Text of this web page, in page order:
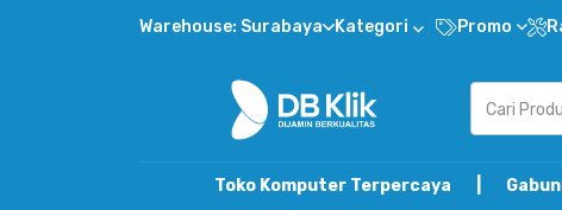
Warehouse: Surabaya Kategori Promo
Toko Komputer Terpercaya | Gabung DB